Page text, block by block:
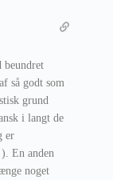
beundret
så godt som
grund
i langt de
er
En anden
noget